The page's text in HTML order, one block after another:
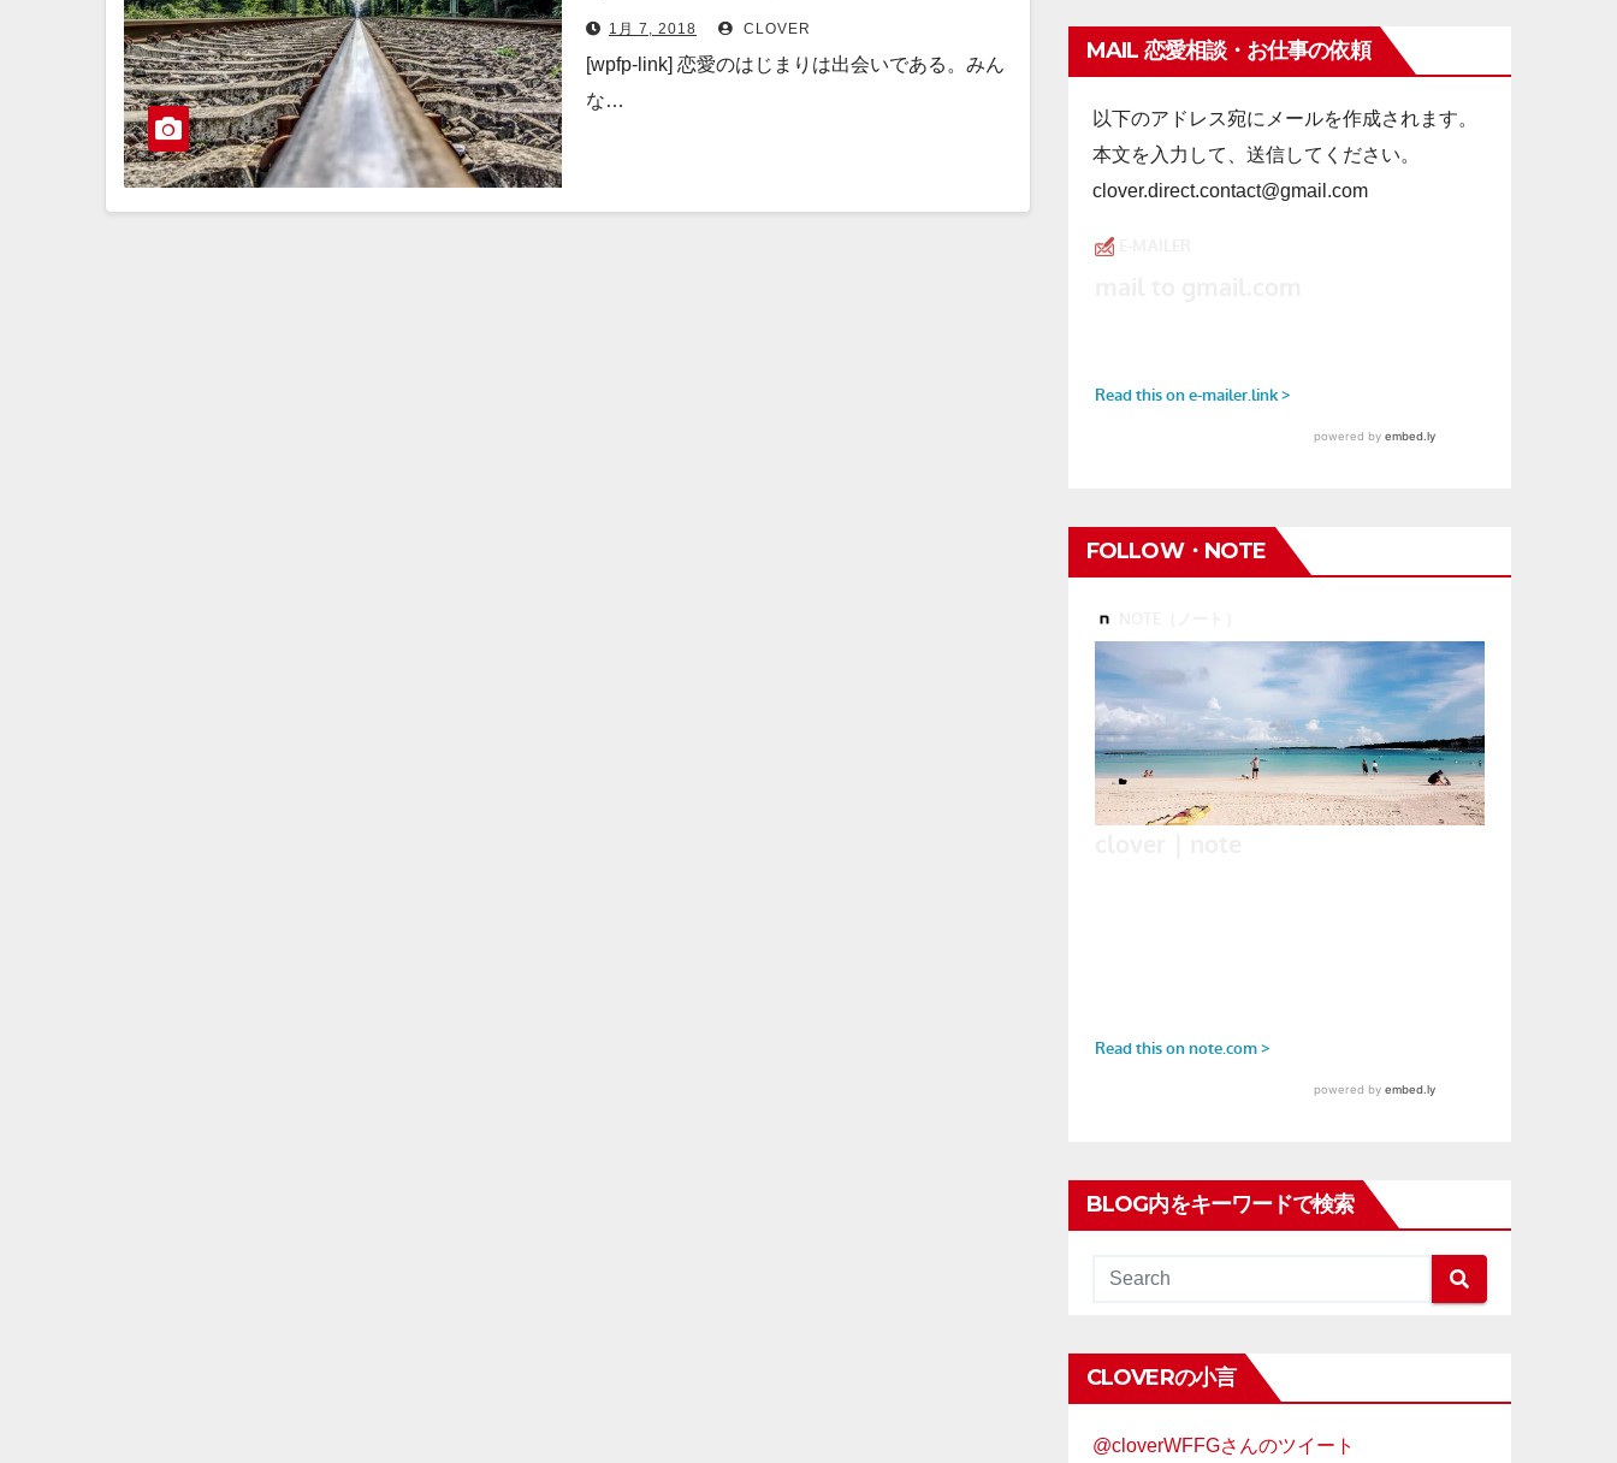
1月 7, 2018 CLOVER
[wpfp-link] 恋愛のはじまりは出会いである。みん
な…
MAIL 恋愛相談・お仕事の依頼
以下のアドレス宛にメールを作成されます。
本文を入力して、送信してください。
clover.direct.contact@gmail.com
FOLLOW・NOTE
BLOG内をキーワードで検索
CLOVERの小言
@cloverWFFGさんのツイート